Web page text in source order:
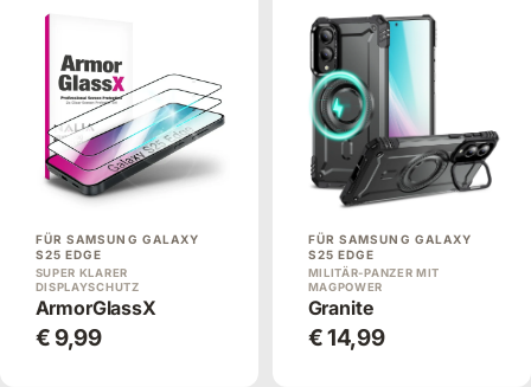
FÜR SAMSUNG GALAXY
S25 EDGE
SUPER KLARER
DISPLAYSCHUTZ
ArmorGlassX
€ 9,99
FÜR SAMSUNG GALAXY
S25 EDGE
MILITÄR-PANZER MIT
MAGPOWER
Granite
€ 14,99